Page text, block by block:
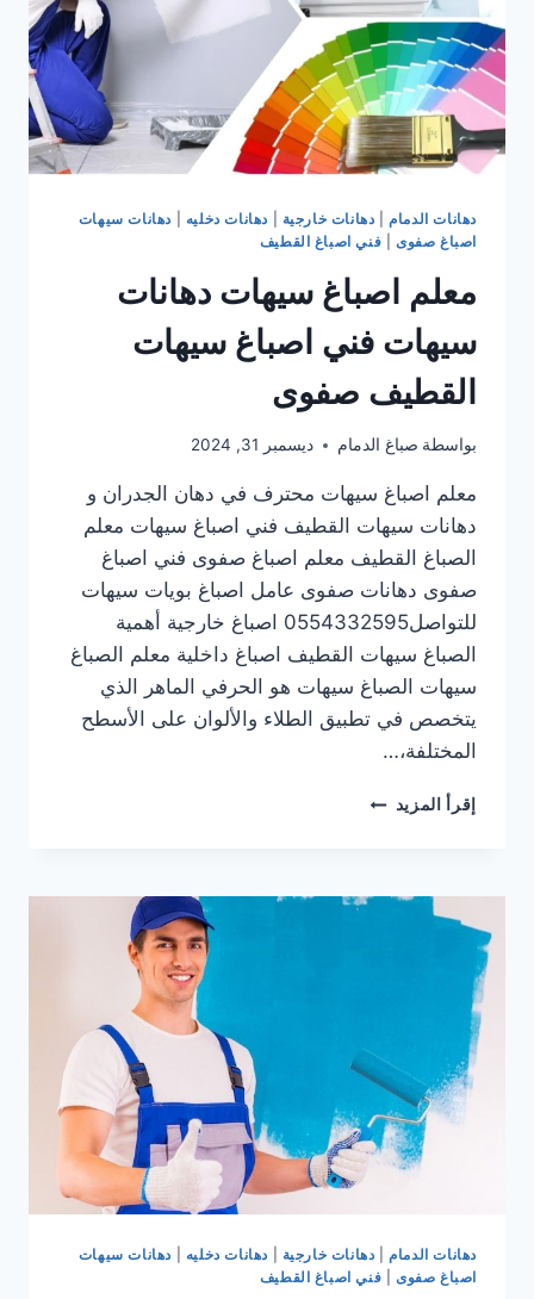
دهانات الدمام دهانات خارجية دهانات دخليه
دهانات سيهات
اصباغ صفوى| فني اصباغ القطيف
معلم اصباغ سيهات دهانات
سيهات فني اصباغ سيهات
القطيف صفوى
بواسطة صباغ الدمام ديسمبر 31, 2024
معلم اصباغ سيهات محترف في دهان الجدران و
دهانات سيهات القطيف فني اصباغ سيهات معلم
الصباغ القطيف معلم اصباغ صفوى فني اصباغ
صفوى دهانات صفوى عامل اصباغ بويات سيهات
للتواصل0554332595 اصباغ خارجية أهمية
الصباغ سيهات القطيف اصباغ داخلية معلم الصباغ
سيهات الصباغ سيهات هو الحرفي الماهر الذي
يتخصص في تطبيق الطلاء والألوان على الأسطح
المختلفة،…
إقرأ المزيد معلم
سيهات
دهانات الدمام دهانات خارجية دهانات دخليه
دهانات سيهات
اصباغ صفوى| فني اصباغ القطيف